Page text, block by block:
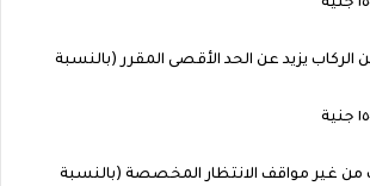
الركاب يزيد عن الحد الأقصى المقرر (بالنسبة
من غير مواقف الانتظار المخصصة (بالنسبة